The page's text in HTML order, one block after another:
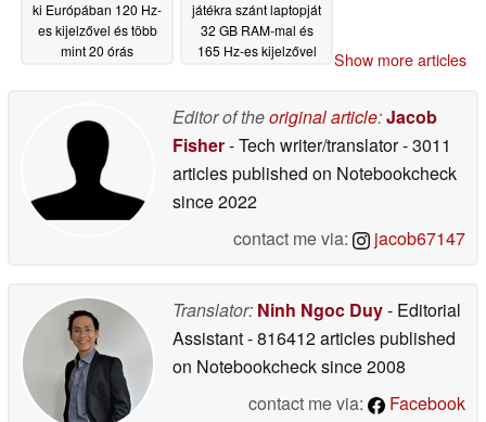
ki Európában 120 Hz-
es kijelzővel és több
mint 20 órás
játékra szánt laptopját
32 GB RAM-mal és
165 Hz-es kijelzővel
Show more articles
Editor of theoriginal article:Jacob
Fisher- Tech writer/translator- 3011
articles published on Notebookcheck
since 2022
contact me via:
jacob67147
Translator: Ninh Ngoc Duy- Editorial
Assistant- 816412 articles published
on Notebookchecksince 2008
contact me via:
Facebook